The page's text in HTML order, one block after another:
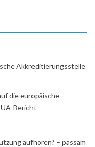
Akkreditierungsstelle
die europäische
Bericht
aufhören? – passam